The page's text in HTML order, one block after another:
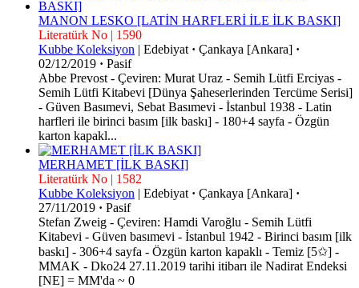
MANON LESKO [LATİN HARFLERİ İLE İLK BASKI]
Literatürk No | 1590
Kubbe Koleksiyon | Edebiyat · Çankaya [Ankara] ·
02/12/2019 · Pasif
Abbe Prevost - Çeviren: Murat Uraz - Semih Lütfi Erciyas -
Semih Lütfi Kitabevi [Dünya Şaheserlerinden Tercüme Serisi]
- Güven Basımevi, Sebat Basımevi - İstanbul 1938 - Latin
harfleri ile birinci basım [ilk baskı] - 180+4 sayfa - Özgün
karton kapakl...
MERHAMET [İLK BASKI]
Literatürk No | 1582
Kubbe Koleksiyon | Edebiyat · Çankaya [Ankara] ·
27/11/2019 · Pasif
Stefan Zweig - Çeviren: Hamdi Varoğlu - Semih Lütfi
Kitabevi - Güven basımevi - İstanbul 1942 - Birinci basım [ilk
baskı] - 306+4 sayfa - Özgün karton kapaklı - Temiz [5✩] -
MMAK - Dko24 27.11.2019 tarihi itibarı ile Nadirat Endeksi
[NE] = MM'da ~ 0